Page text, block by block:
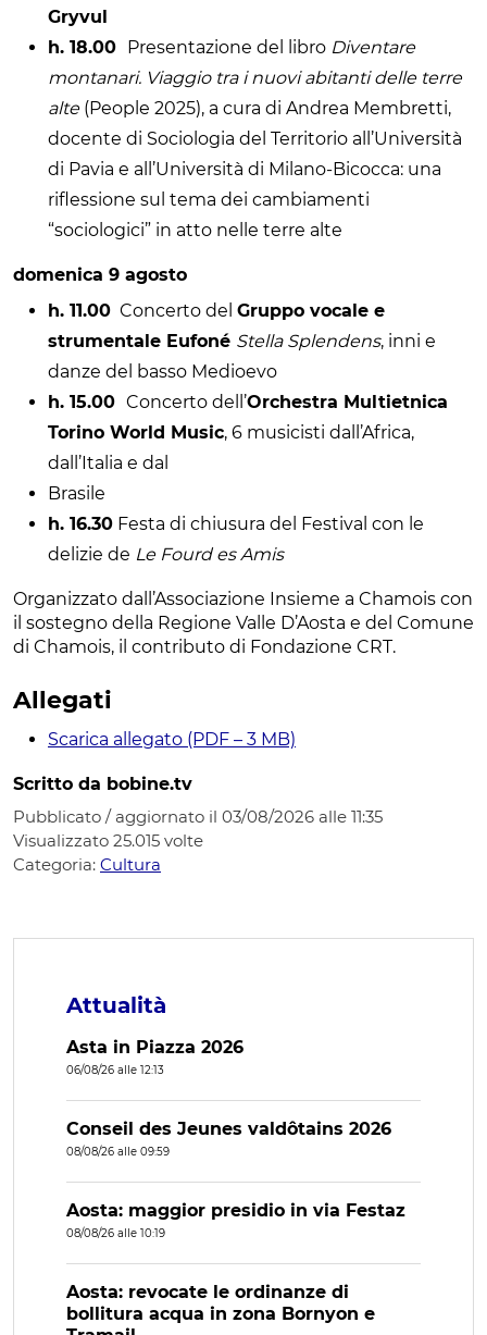
Gryvul
h. 18.00 Presentazione del libro Diventare
montanari. Viaggio tra i nuovi abitanti delle terre
alte(People 2025), a cura di Andrea Membretti,
docente di Sociologia del Territorio all’Università
di Pavia e all’Università di Milano-Bicocca: una
riflessione sul tema dei cambiamenti
“sociologici” in atto nelle terre alte
domenica 9 agosto
h. 11.00 Concerto del Gruppo vocale e
strumentale Eufoné Stella Splendens, inni e
danze del basso Medioevo
h. 15.00 Concerto dell’Orchestra Multietnica
Torino World Music, 6 musicisti dall’Africa,
dall’Italia e dal
Brasile
h. 16.30 Festa di chiusura del Festival con le
delizie de Le Fourd es Amis
Organizzato dall’Associazione Insieme a Chamois con
il sostegno della Regione Valle D’Aosta e del Comune
di Chamois, il contributo di Fondazione CRT.
Allegati
Scarica allegato (PDF – 3 MB)
Scritto da bobine.tv
Pubblicato / aggiornato il 03/08/2026 alle 11:35
Visualizzato 25.015 volte
Categoria: Cultura
Attualità
Asta in Piazza 2026
06/08/26 alle 12:13
Conseil des Jeunes valdôtains 2026
08/08/26 alle 09:59
Aosta: maggior presidio in via Festaz
08/08/26 alle 10:19
Aosta: revocate le ordinanze di
bollitura acqua in zona Bornyon e